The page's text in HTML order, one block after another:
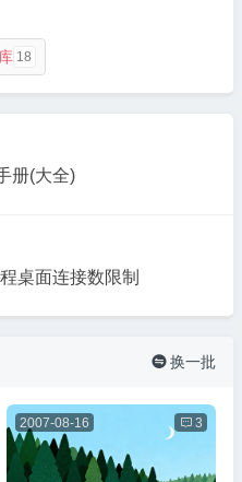
18
册(大全)
桌面连接数限制
 换一批
2007-08-16  3